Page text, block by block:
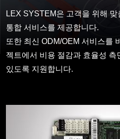
적용 분야
뉴스
다운로드
LEX SYSTEM은 고객을 위해
통합 서비스를 제공합니다.
또한 최신 ODM/OEM 서비스를
젝트에서 비용 절감과 효율성 측
있도록 지원합니다.